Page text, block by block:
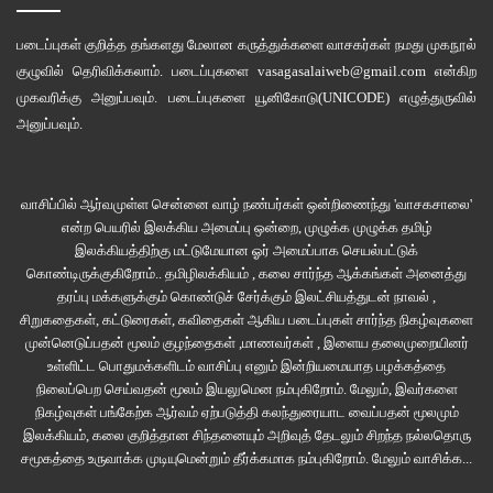
இதில், “எங்களுக்கெல்லாம் ஒரு பிரச்சனைனா தெய்வத்துகிட்ட போவோம். அந்த
தெய்வத்துக்கே ஒரு பிரச்சனைன்னா…” ரேஞ்சில் மதுமிதா வேறு. ஓ மை
ஏசப்பா!!!
39&40 BB Day 38 BB3 Tamil
BB3 Tamil Review Big Boss Season 3
Big Boss Season 3 Tamil Big Boss Tamil Review
படைப்புகள் குறித்த தங்களது மேலான கருத்துக்களை வாசகர்கள் நமது முகநூல்
குழுவில் தெரிவிக்கலாம். படைப்புகளை vasagasalaiweb@gmail.com என்கிற
முகவரிக்கு அனுப்பவும். படைப்புகளை யூனிகோடு(UNICODE)எழுத்துருவில்
அனுப்பவும்.
வாசிப்பில் ஆர்வமுள்ள சென்னை வாழ் நண்பர்கள் ஒன்றிணைந்து 'வாசகசாலை'
என்ற பெயரில் இலக்கிய அமைப்பு ஒன்றை, முழுக்க முழுக்க தமிழ்
இலக்கியத்திற்கு மட்டுமேயான ஓர் அமைப்பாக செயல்பட்டுக்
கொண்டிருக்குகிறோம்.. தமிழிலக்கியம் , கலை சார்ந்த ஆக்கங்கள் அனைத்து
தரப்பு மக்களுக்கும் கொண்டுச் சேர்க்கும் இலட்சியத்துடன் நாவல் ,
சிறுகதைகள், கட்டுரைகள், கவிதைகள் ஆகிய படைப்புகள் சார்ந்த நிகழ்வுகளை
முன்னெடுப்பதன் மூலம் குழந்தைகள் ,மாணவர்கள் , இளைய தலைமுறையினர்
உள்ளிட்ட பொதுமக்களிடம் வாசிப்பு எனும் இன்றியமையாத பழக்கத்தை
நிலைப்பெற செய்வதன் மூலம் இயலுமென நம்புகிறோம். மேலும், இவர்களை
நிகழ்வுகள் பங்கேற்க ஆர்வம் ஏற்படுத்தி கலந்துரையாட வைப்பதன் மூலமும்
இலக்கியம், கலை குறித்தான சிந்தனையும் அறிவுத் தேடலும் சிறந்த நல்லதொரு
சமூகத்தை உருவாக்க முடியுமென்றும் தீர்க்கமாக நம்புகிறோம். மேலும் வாசிக்க...